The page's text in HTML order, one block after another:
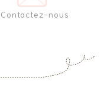
Contactez-nous